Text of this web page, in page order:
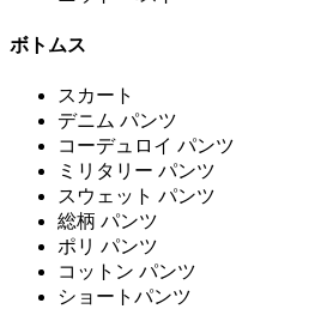
ボトムス
スカート
デニム パンツ
コーデュロイ パンツ
ミリタリー パンツ
スウェット パンツ
総柄 パンツ
ポリ パンツ
コットン パンツ
ショートパンツ